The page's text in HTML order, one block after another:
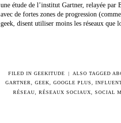
une étude de l’institut Gartner, relayée par
avec de fortes zones de progression
geek, disent utiliser moins les réseaux que
FILED INGEEKITUDE | ALSO TAGGED
GARTNER
GEEK GOOGLE PLUS
RÉSEAU
RÉSEAUX SOCIAUX SOCIAL